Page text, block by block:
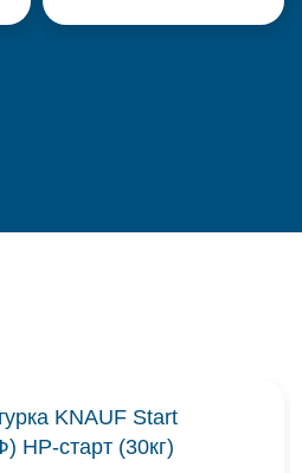
KNAUF Start
НР-старт (30кг)